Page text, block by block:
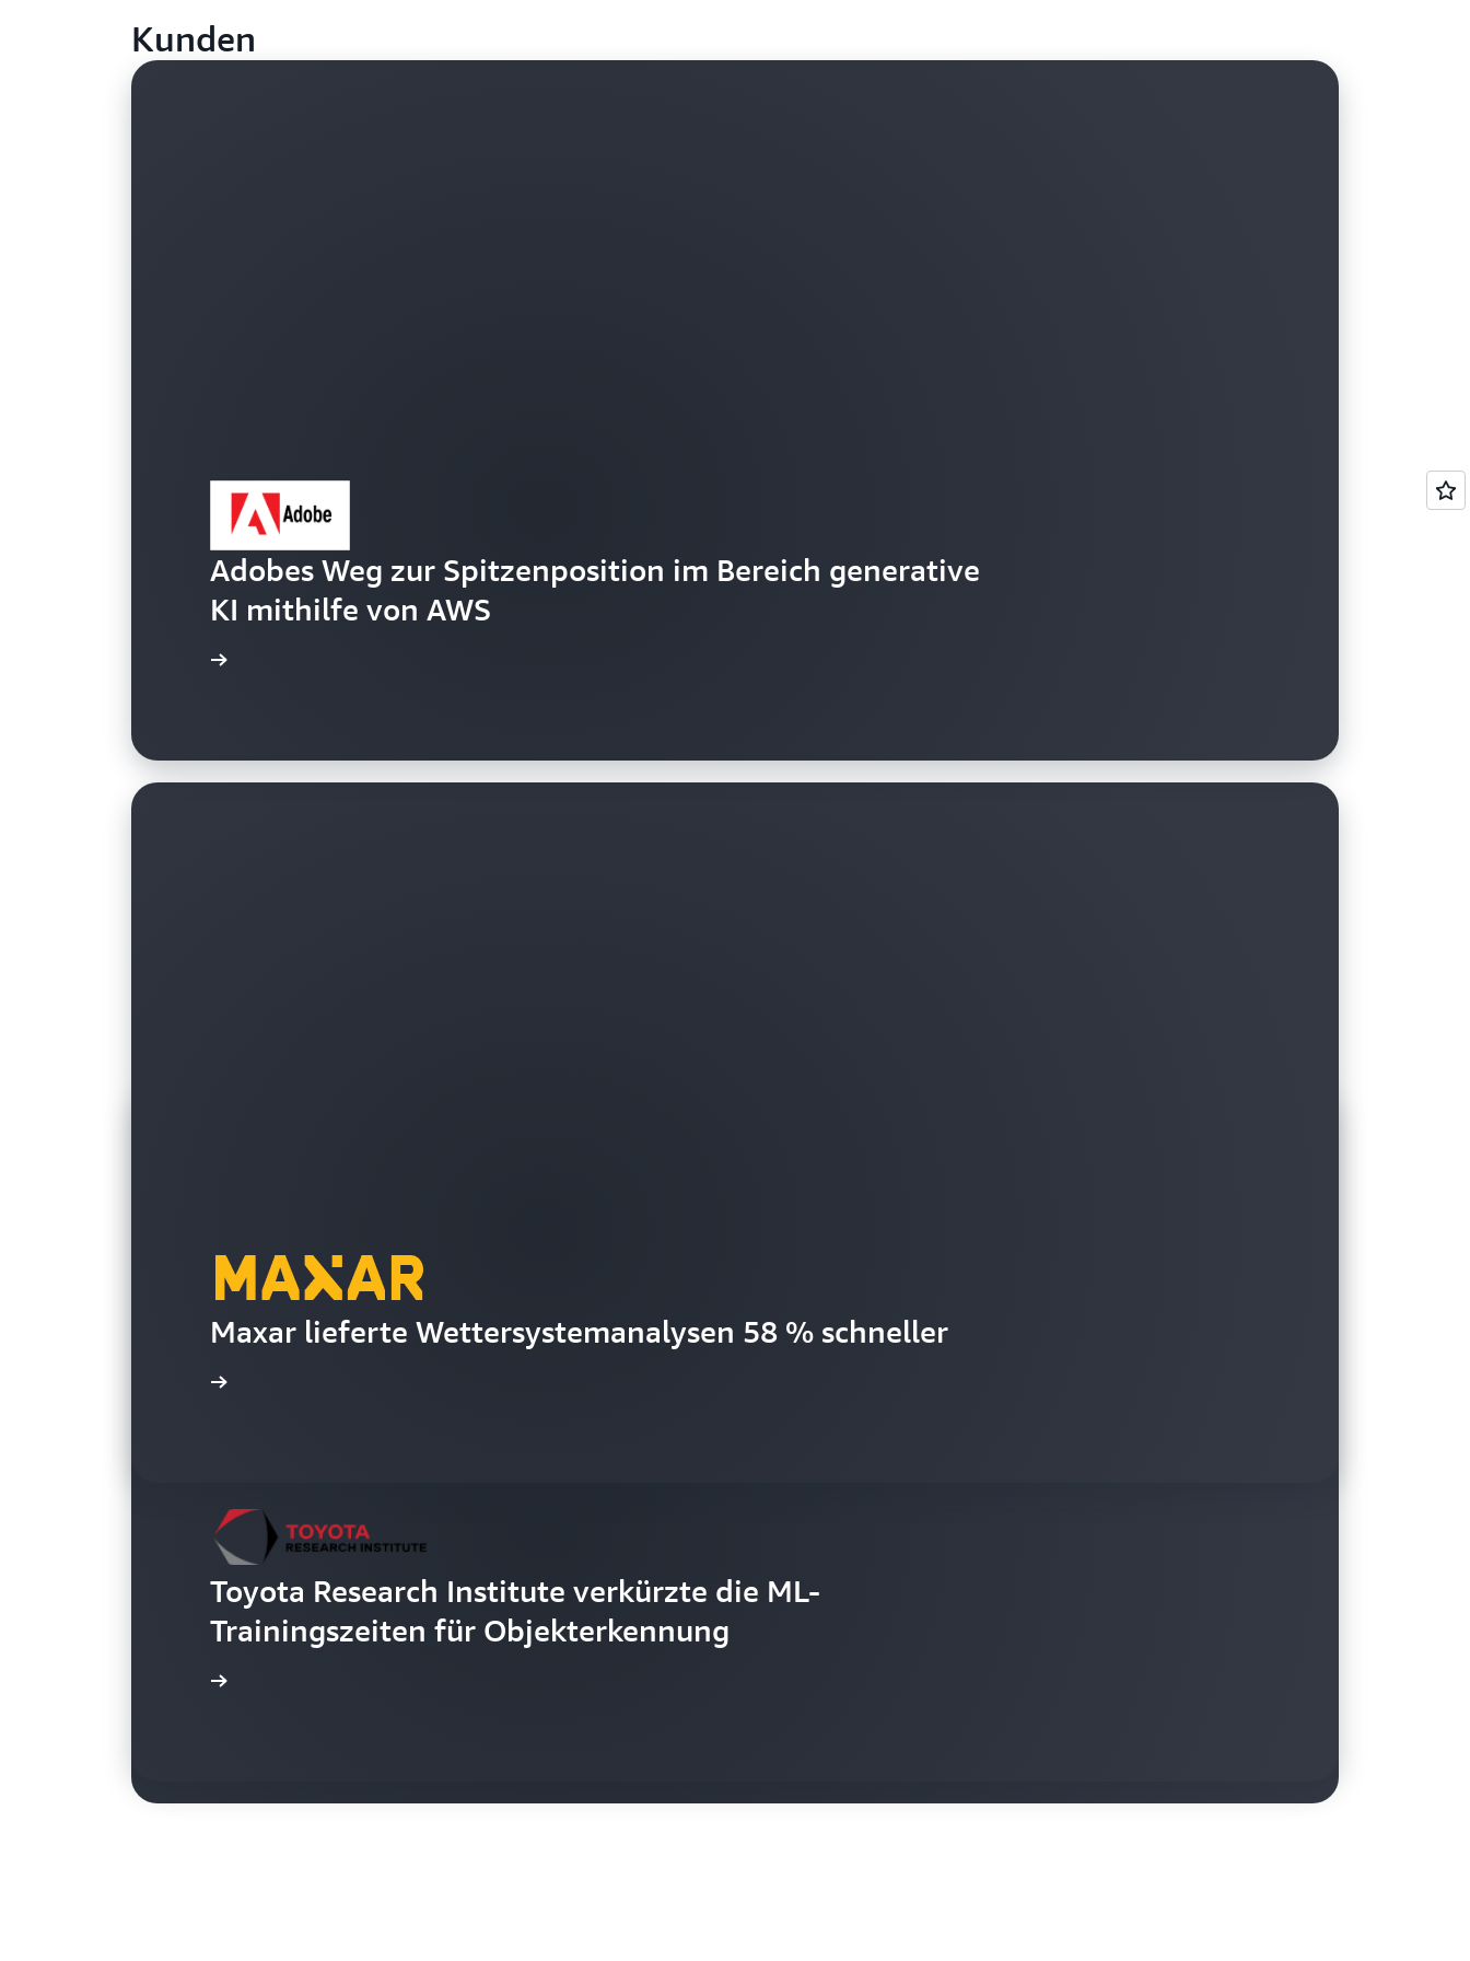
Kunden
Adobes Weg zur Spitzenposition im Bereich generative
KI mithilfe von AWS
Maxar lieferte Wettersystemanalysen 58 % schneller
Toyota Research Institute verkürzte die ML-
Trainingszeiten für Objekterkennung
Netflix-VFX-Team stellte in acht Monaten 600
Aufnahmen für The Crown fertig